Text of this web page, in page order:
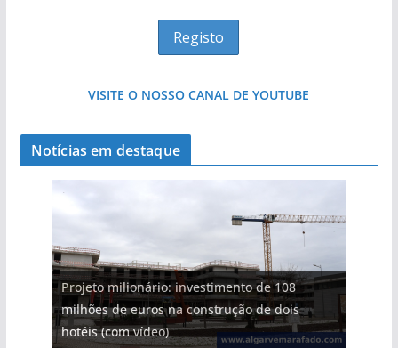
VISITE O NOSSO CANAL DE YOUTUBE
Notícias em destaque
Projeto milionário: investimento de 108
milhões de euros na construção de dois
hotéis (com vídeo)
Tapas do mar a 3 euros cada. Nova rota
gastronómica nasce no Algarve
Milagre da água. Fontes emblemáticas do
Algarve voltam a ter vida (com vídeo)
Tempestades roubam areia de praias e põem
arribas em risco no Algarve (com vídeo)
Foto do dia: uma cidade algarvia que cresceu
entre redes e fábricas